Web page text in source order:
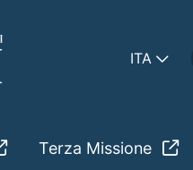
ITA
Terza Missione